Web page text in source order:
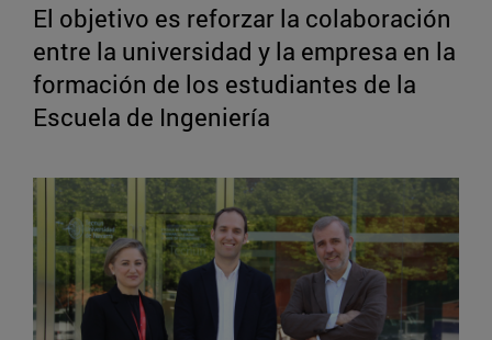
El objetivo es reforzar la colaboración
entre la universidad y la empresa en la
formación de los estudiantes de la
Escuela de Ingeniería